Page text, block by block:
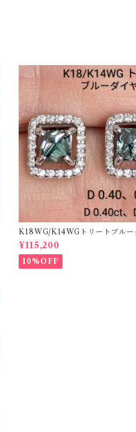
K18WG/K14WGトリートブルー
ス 【PRO208939】
¥115,200
10%OFF